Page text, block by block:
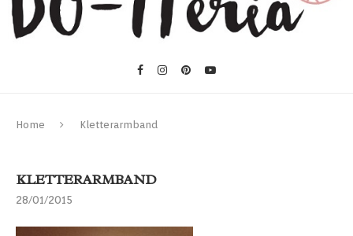
Home Kletterarmband
KLETTERARMBAND
28/01/2015